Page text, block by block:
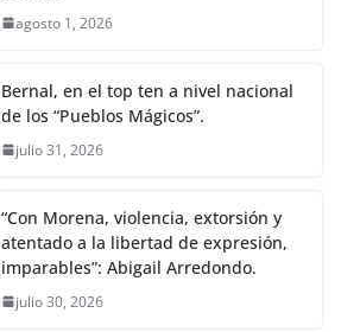
agosto 1, 2026
Bernal, en el top ten a nivel nacional
de los “Pueblos Mágicos”.
julio 31, 2026
“Con Morena, violencia, extorsión y
atentado a la libertad de expresión,
imparables”: Abigail Arredondo.
julio 30, 2026